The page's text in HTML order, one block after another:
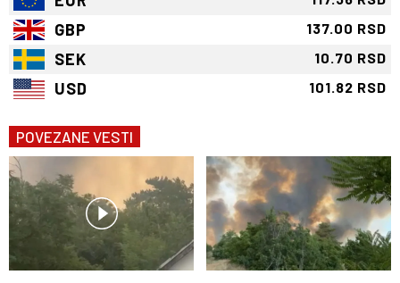
GBP 137.00 RSD
SEK 10.70 RSD
USD 101.82 RSD
POVEZANE VESTI